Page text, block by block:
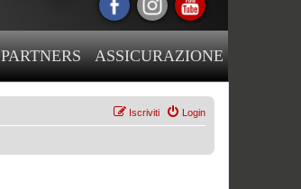
PARTNERS ASSICURAZIONE
Login
Iscriviti